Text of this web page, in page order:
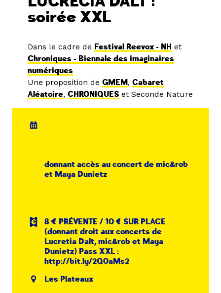
soirée XXL
Dans le cadre de Festival Reevox - NH et
Chroniques - Biennale des imaginaires
numériques
Une proposition de GMEM, Cabaret
Aléatoire, CHRONIQUES et Seconde Nature
donnant accès au concert de mic&rob
et Maya Dunietz
8 € PRÉVENTE / 10 € SUR PLACE
(donnant droit aux concerts de
Lucretia Dalt, mic&rob et Maya
Dunietz) Pass XXL :
http://bit.ly/2Q0aMs2
Les Plateaux